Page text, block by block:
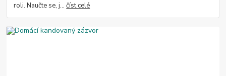
roli. Naučte se, j...číst celé